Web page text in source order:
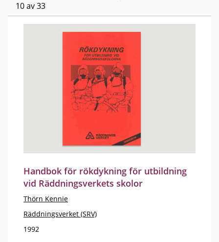
10 av 33
Handbok för rökdykning för utbildning
vid Räddningsverkets skolor
Thörn Kennie
Räddningsverket (SRV)
1992